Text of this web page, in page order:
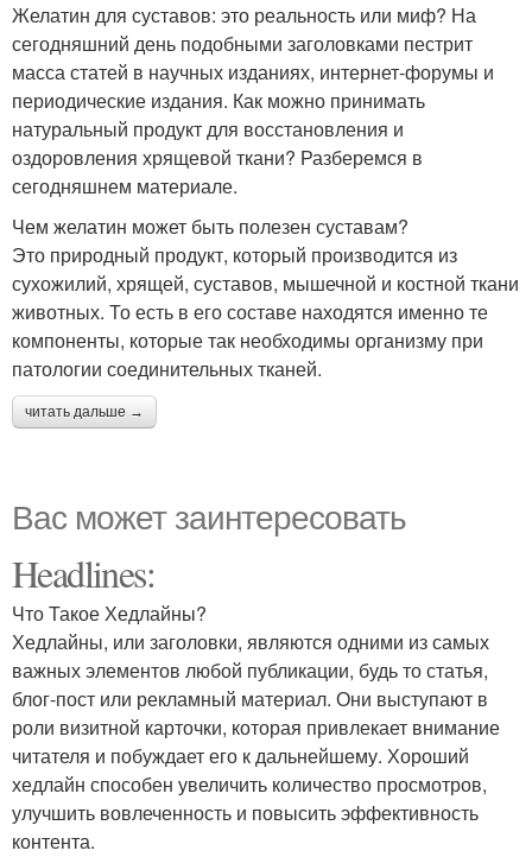
Желатин для суставов: это реальность или миф? На
сегодняшний день подобными заголовками пестрит
масса статей в научных изданиях, интернет-форумы и
периодические издания. Как можно принимать
натуральный продукт для восстановления и
оздоровления хрящевой ткани? Разберемся в
сегодняшнем материале.
Чем желатин может быть полезен суставам?
Это природный продукт, который производится из
сухожилий, хрящей, суставов, мышечной и костной ткани
животных. То есть в его составе находятся именно те
компоненты, которые так необходимы организму при
патологии соединительных тканей.
читать дальше →
Вас может заинтересовать
Headlines:
Что Такое Хедлайны?
Хедлайны, или заголовки, являются одними из самых
важных элементов любой публикации, будь то статья,
блог-пост или рекламный материал. Они выступают в
роли визитной карточки, которая привлекает внимание
читателя и побуждает его к дальнейшему. Хороший
хедлайн способен увеличить количество просмотров,
улучшить вовлеченность и повысить эффективность
контента.